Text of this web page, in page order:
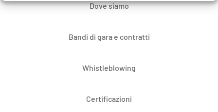
Dove siamo
Bandi di gara e contratti
Whistleblowing
Certificazioni